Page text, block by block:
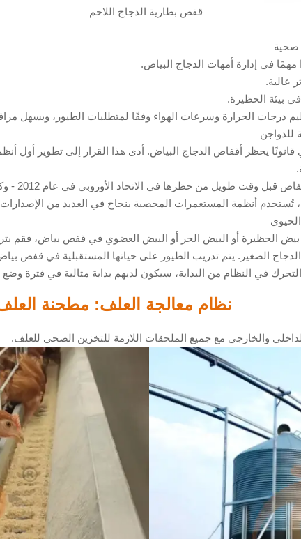
قفص بطارية الدجاج اللاحم
مهمًا في إدارة أمهات الدجاج البياض.
عالية.
بيئة الحظيرة.
درجات الحرارة وسرعات الهواء وفقًا لمتطلبات الطيور، ويسهل مراقبة
ونتيجة
تُستخدم أنظمة المستعمرات المخصبة بنجاح في العديد من الإصدارات
الحظيرة أو البيض الحر أو البيض العضوي في قفص بياض، فقم
الصغير. يتم تدريب الطيور على حياتها المستقبلية في قفص
في النظام من البداية، سيكون لديهم بداية مثالية في فترة
نظام معالجة العلف: مطحنة